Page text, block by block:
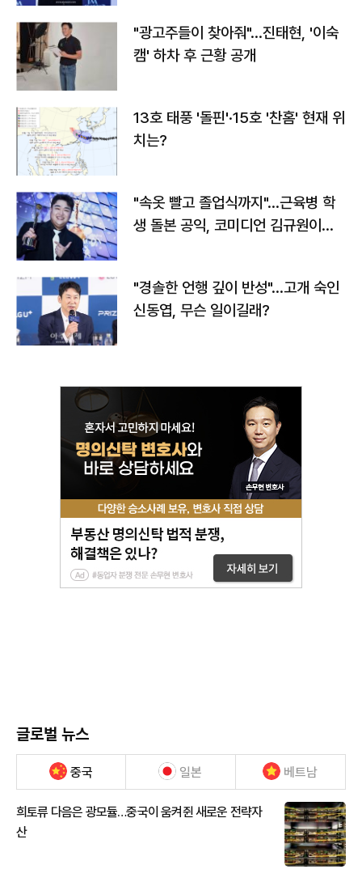
"광고주들이 찾아줘"…진태현, '이숙
캠' 하차 후 근황 공개
13호 태풍 '돌핀'·15호 '찬홈' 현재 위
치는?
"속옷 빨고 졸업식까지"…근육병 학
생 돌본 공익, 코미디언 김규원이었
"경솔한 언행 깊이 반성"…고개 숙인
신동엽, 무슨 일이길래?
글로벌 뉴스
중국 일본 베트남
희토류 다음은 광모듈…중국이 움켜쥔 새로운 전략자
산